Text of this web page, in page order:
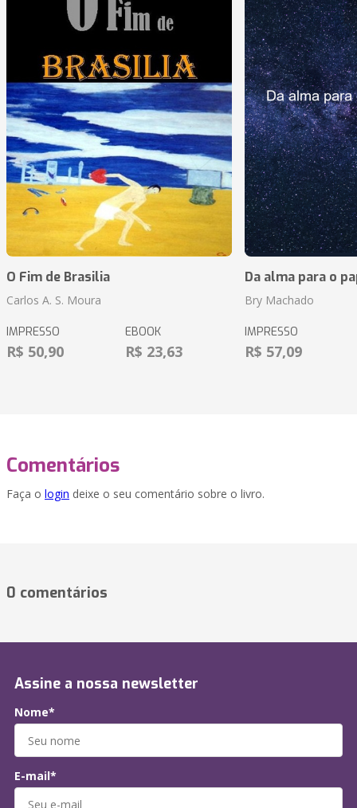
O Fim de Brasilia
Carlos A. S. Moura
IMPRESSO
R$ 50,90
EBOOK
R$ 23,63
Da alma para o
Bry Machado
IMPRESSO
R$ 57,09
Comentários
Faça o login deixe o seu comentário sobre o livro.
0 comentários
Assine a nossa newsletter
Nome*
E-mail*